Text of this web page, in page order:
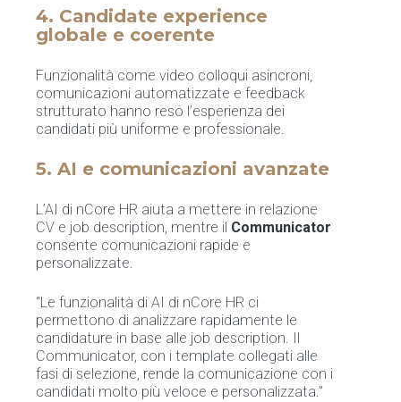
4. Candidate experience
globale e coerente
Funzionalità come video colloqui asincroni,
comunicazioni automatizzate e feedback
strutturato hanno reso l’esperienza dei
candidati più uniforme e professionale.
5. AI e comunicazioni avanzate
L’AI di nCore HR aiuta a mettere in relazione
CV e job description, mentre il Communicator
consente comunicazioni rapide e
personalizzate.
“Le funzionalità di AI di nCore HR ci
permettono di analizzare rapidamente le
candidature in base alle job description. Il
Communicator, con i template collegati alle
fasi di selezione, rende la comunicazione con i
candidati molto più veloce e personalizzata.”